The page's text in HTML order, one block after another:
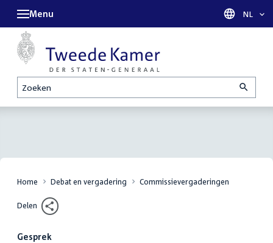
Zoeken
Menu Taal
NL
Home Debat en vergadering Commissievergaderingen
Delen
Gesprek